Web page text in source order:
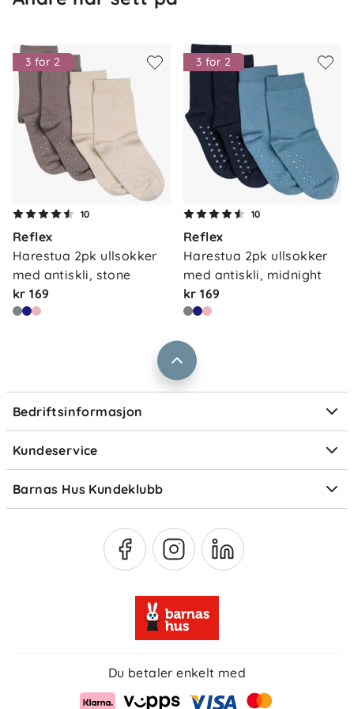
3 for 2
10
Reflex
Harestua 2pk ullsokker
med antiskli, stone
kr 169
3 for 2
10
Reflex
Harestua 2pk ullsokker
med antiskli, midnight
kr 169
Bedriftsinformasjon
Om oss
Våre butikker
Vårt samfunnsansvar
Jobbe i Barnas Hus
Størrelsesguider
Kundeservice
Kontakt oss
Frakt og levering
Retur og reklamasjon
Salgsbetingelser
Ofte stilte spørsmål
Om Klarna
Barnas Hus Kundeklubb
Medlemsvilkår
Du betaler enkelt med